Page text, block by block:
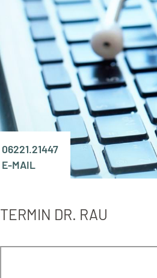
06221.21447
E-MAIL
TERMIN DR. RAU